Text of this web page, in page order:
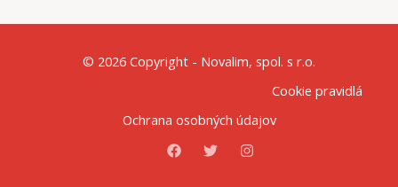
© 2026 Copyright - Novalim, spol. s r.o.
Cookie pravidlá
Ochrana osobných údajov